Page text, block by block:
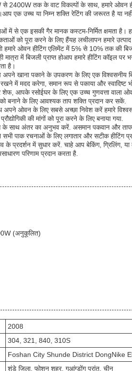
तक के वाट विकल्पों के साथ, हमारे ओवन
एक उच्च या निम्न शक्ति रेटिंग की जरूरत है या
में से एक इसकी गैर मानक कस्टम-निर्मित क्षमता है।
को पूरा करने के लिए हैंयह लचीलापन हमारे उत्पाद
हमारे ओवन हीटिंग एलिमेंट में 5% से 10% तक की
मात्रा में बिजली प्राप्त होआप हमारे हीटिंग कॉइल
है।
अपने खाना पकाने के उपकरण के लिए एक विश्वसनीय
में मदद करेगा, समान रूप से पकाया और स्वादिष्ट
आपके रसोईघर के लिए एक उच्च गुणवत्ता वाला
बनाने के लिए आवश्यक ताप शक्ति प्रदान कर सकें.
अपने ओवन के लिए सबसे अच्छा निवेश करें हमारे
की मांगों को पूरा करने के लिए बनाया गया.
के साथ अंतर का अनुभव करें. असमान पकवान और
पाक रचनाओं के लिए लगातार और सटीक हीटिंग
के प्रदर्शन में सुधार करें. चाहे आप बेकिंग, ग्रिलिंग,
परिणाम प्रदान करता है.
(अनुकूलित)
2008
304, 321, 840, 310S
Foshan City Shunde District DongNike
शुंडे जिला, फोशन शहर, गुआंग्डोंग प्रांत, चीन